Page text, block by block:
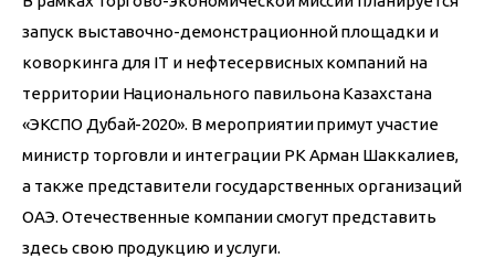
запуск выставочно-демонстрационной площадки и
коворкинга для IT и нефтесервисных компаний на
территории Национального павильона Казахстана
«ЭКСПО Дубай-2020». В мероприятии примут участие
министр торговли и интеграции РК Арман Шаккалиев,
а также представители государственных организаций
ОАЭ. Отечественные компании смогут представить
здесь свою продукцию и услуги.